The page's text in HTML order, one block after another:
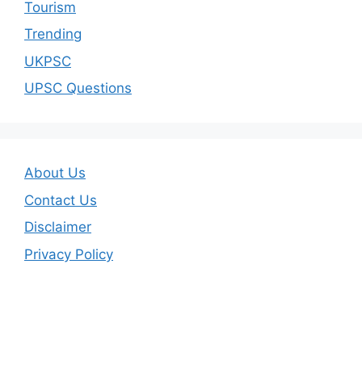
Tourism
Trending
UKPSC
UPSC Questions
About Us
Contact Us
Disclaimer
Privacy Policy